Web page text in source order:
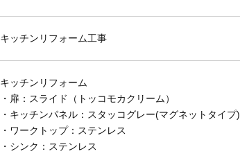
キッチンリフォーム工事
キッチンリフォーム
・扉：スライド（トッコモカクリーム）
・キッチンパネル：スタッコグレー(マグネットタイプ)
・ワークトップ：ステンレス
・シンク：ステンレス